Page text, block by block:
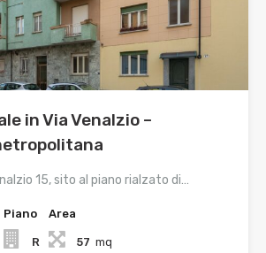
in Via Venalzio –
15, sito al piano rialzato di…
Piano
R
Area
57 mq